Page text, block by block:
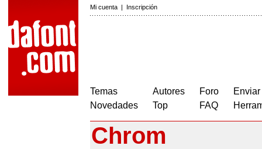
Mi cuenta | Inscripción
Temas
Novedades
Autores
Top
Foro
FAQ
Chrom